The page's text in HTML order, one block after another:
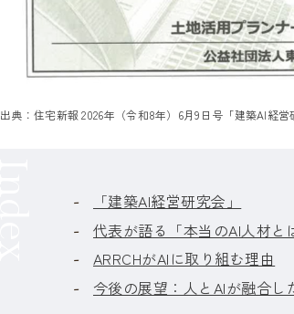
出典：住宅新報 2026年（令和8年）6月9日号「建築AI経営
「建築AI経営研究会」
代表が語る「本当のAI人材と
ARRCHがAIに取り組む理由
今後の展望：人とAIが融合し